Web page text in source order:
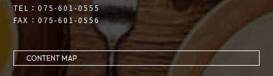
TEL
：075-601-0555
FAX ：075-601-0556
CONTENT MAP